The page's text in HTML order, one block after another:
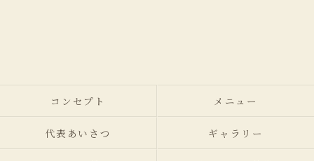
コンセプト メニュー
代表あいさつ ギャラリー